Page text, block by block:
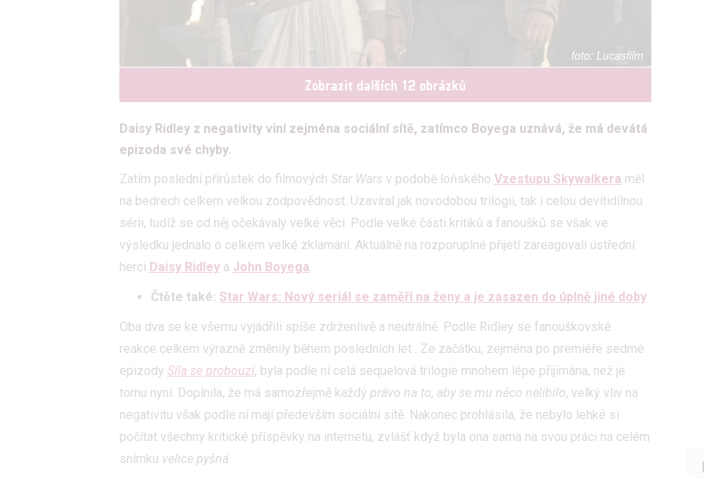
Lucasfilm
Zobrazit dalších 12 obrázků
Daisy Ridley z negativity viní zejména sociální sítě, zatímco Boyega uznává, že má devátá
epizoda své chyby.
Zatím poslední přírůstek do filmových Star Wars v podobě loňského Vzestupu Skywalkera měl
na bedrech celkem velkou zodpovědnost. Uzavíral jak novodobou trilogii, tak i celou devítidílnou
sérii, tudíž se od něj očekávaly velké věci. Podle velké části kritiků a fanoušků se však ve
výsledku jednalo o celkem velké zklamání. Aktuálně na rozporuplné přijetí zareagovali ústřední
herci Daisy Ridley a John Boyega.
Čtěte také: Star Wars: Nový seriál se zaměří na ženy a je zasazen do úplně jiné doby
Oba dva se ke všemu vyjádřili spíše zdrženlivě a neutrálně. Podle Ridley se fanouškovské
reakce celkem výrazně změnily během posledních let . Ze začátku, zejména po premiéře sedmé
epizody Síla se probouzí, byla podle ní celá sequelová trilogie mnohem lépe přijímána, než je
tomu nyní. Doplnila, že má samozřejmě každý právo na to, aby se mu něco nelíbilo, velký vliv na
negativitu však podle ní mají především sociální sítě. Nakonec prohlásila, že nebylo lehké si
počítat všechny kritické příspěvky na internetu, zvlášť když byla ona sama na svou práci na celém
snímku velice pyšná.